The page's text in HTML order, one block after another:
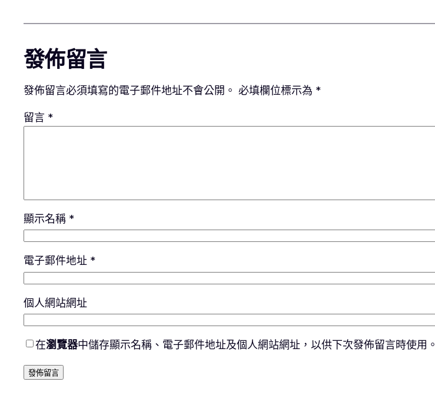
發佈留言
發佈留言必須填寫的電子郵件地址不會公開。 必填欄位標示為 *
留言 *
顯示名稱 *
電子郵件地址 *
個人網站網址
在瀏覽器中儲存顯示名稱、電子郵件地址及個人網站網址，以供下次發佈留言時使用。